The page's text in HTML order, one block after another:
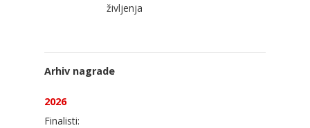
življenja
Arhiv nagrade
2026
Finalisti: